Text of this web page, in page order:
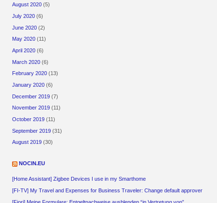
August 2020 (5)
July 2020 (6)
June 2020 (2)
May 2020 (11)
April 2020 (6)
March 2020 (6)
February 2020 (13)
January 2020 (6)
December 2019 (7)
November 2019 (11)
October 2019 (11)
September 2019 (31)
August 2019 (30)
NOCIN.EU
[Home Assistant] Zigbee Devices I use in my Smarthome
[FI-TV] My Travel and Expenses for Business Traveler: Change default approver